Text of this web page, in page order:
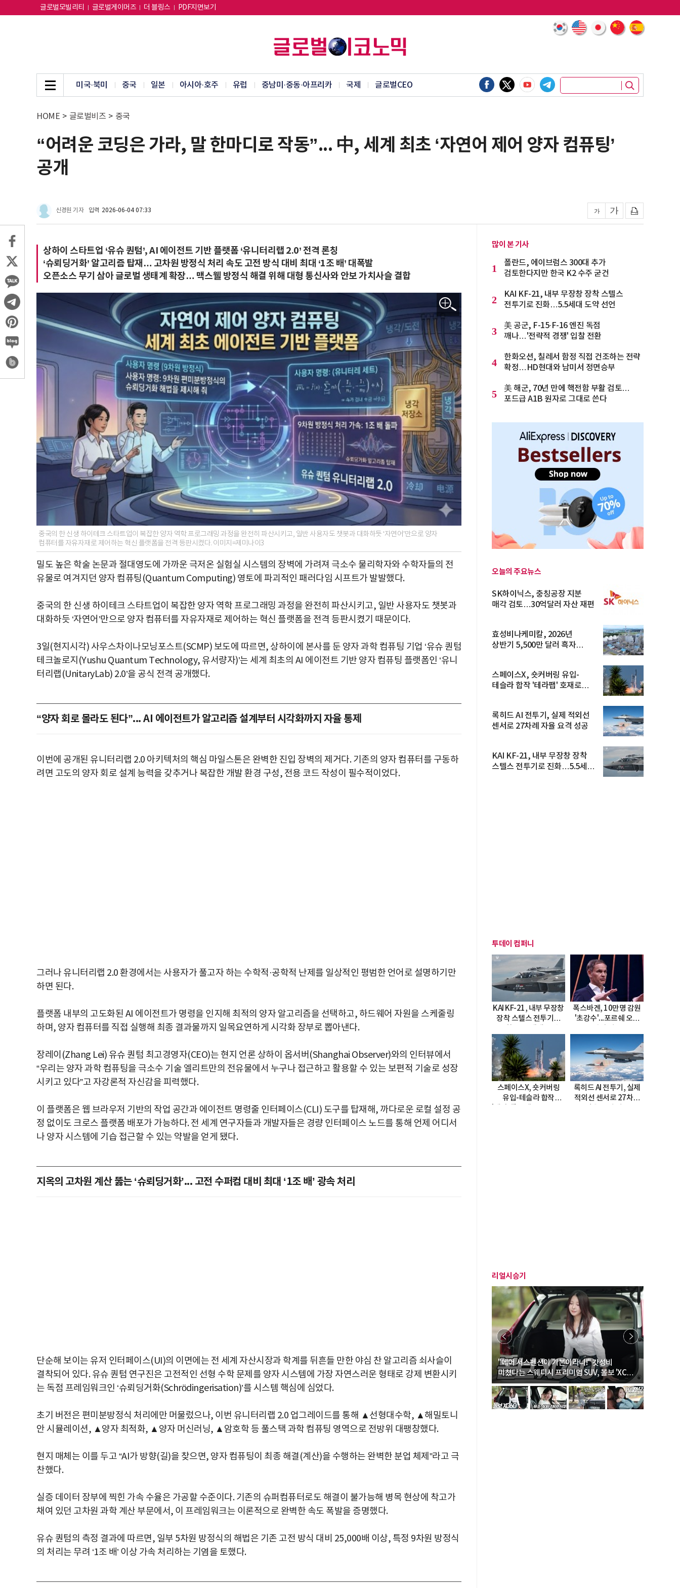
글로벌모빌리티 글로벌게이머즈 더 블링스 PDF지면보기
미국·북미 중국 일본 아시아·호주 유럽 중남미·중동·아프리카 국제 글로벌CEO
HOME > 글로벌비즈 > 중국
“어려운 코딩은 가라, 말 한마디로 작동”... 中, 세계 최초 ‘자연어 제어 양자 컴퓨팅’
공개
신경원 기자 입력 2026-06-04 07:33
상하이 스타트업 ‘유슈 퀀텀’, AI 에이전트 기반 플랫폼 ‘유니터리랩 2.0’ 전격 론칭
‘슈뢰딩거화’ 알고리즘 탑재… 고차원 방정식 처리 속도 고전 방식 대비 최대 ‘1조 배’ 대폭발
오픈소스 무기 삼아 글로벌 생태계 확장… 맥스웰 방정식 해결 위해 대형 통신사와 안보 가치사슬 결합
중국의 한 신생 하이테크 스타트업이 복잡한 양자 역학 프로그래밍 과정을 완전히 파산시키고, 일반 사용자도 챗봇과 대화하듯 ‘자연어’만으로 양자
컴퓨터를 자유자재로 제어하는 혁신 플랫폼을 전격 등판시켰다. 이미지=제미나이3
밀도 높은 학술 논문과 절대영도에 가까운 극저온 실험실 시스템의 장벽에 가려져 극소수 물리학자와 수학자들의 전
유물로 여겨지던 양자 컴퓨팅(Quantum Computing) 영토에 파괴적인 패러다임 시프트가 발발했다.
중국의 한 신생 하이테크 스타트업이 복잡한 양자 역학 프로그래밍 과정을 완전히 파산시키고, 일반 사용자도 챗봇과
대화하듯 ‘자연어’만으로 양자 컴퓨터를 자유자재로 제어하는 혁신 플랫폼을 전격 등판시켰기 때문이다.
3일(현지시각) 사우스차이나모닝포스트(SCMP) 보도에 따르면, 상하이에 본사를 둔 양자 과학 컴퓨팅 기업 ‘유슈 퀀텀
테크놀로지(Yushu Quantum Technology, 유서량자)’는 세계 최초의 AI 에이전트 기반 양자 컴퓨팅 플랫폼인 ‘유니
터리랩(UnitaryLab) 2.0’을 공식 전격 공개했다.
“양자 회로 몰라도 된다”... AI 에이전트가 알고리즘 설계부터 시각화까지 자율 통제
이번에 공개된 유니터리랩 2.0 아키텍처의 핵심 마일스톤은 완벽한 진입 장벽의 제거다. 기존의 양자 컴퓨터를 구동하
려면 고도의 양자 회로 설계 능력을 갖추거나 복잡한 개발 환경 구성, 전용 코드 작성이 필수적이었다.
그러나 유니터리랩 2.0 환경에서는 사용자가 풀고자 하는 수학적·공학적 난제를 일상적인 평범한 언어로 설명하기만
하면 된다.
플랫폼 내부의 고도화된 AI 에이전트가 명령을 인지해 최적의 양자 알고리즘을 선택하고, 하드웨어 자원을 스케줄링
하며, 양자 컴퓨터를 직접 실행해 최종 결과물까지 일목요연하게 시각화 장부로 뽑아낸다.
장레이(Zhang Lei) 유슈 퀀텀 최고경영자(CEO)는 현지 언론 상하이 옵서버(Shanghai Observer)와의 인터뷰에서
“우리는 양자 과학 컴퓨팅을 극소수 기술 엘리트만의 전유물에서 누구나 접근하고 활용할 수 있는 보편적 기술로 성장
시키고 있다”고 자강론적 자신감을 피력했다.
이 플랫폼은 웹 브라우저 기반의 작업 공간과 에이전트 명령줄 인터페이스(CLI) 도구를 탑재해, 까다로운 로컬 설정 공
정 없이도 크로스 플랫폼 배포가 가능하다. 전 세계 연구자들과 개발자들은 경량 인터페이스 노드를 통해 언제 어디서
나 양자 시스템에 기습 접근할 수 있는 약발을 얻게 됐다.
지옥의 고차원 계산 뚫는 ‘슈뢰딩거화’... 고전 수퍼컴 대비 최대 ‘1조 배’ 광속 처리
단순해 보이는 유저 인터페이스(UI)의 이면에는 전 세계 자산시장과 학계를 뒤흔들 만한 야심 찬 알고리즘 쇠사슬이
결착되어 있다. 유슈 퀀텀 연구진은 고전적인 선형 수학 문제를 양자 시스템에 가장 자연스러운 형태로 강제 변환시키
는 독점 프레임워크인 ‘슈뢰딩거화(Schrödingerisation)’를 시스템 핵심에 심었다.
초기 버전은 편미분방정식 처리에만 머물렀으나, 이번 유니터리랩 2.0 업그레이드를 통해 ▲선형대수학, ▲해밀토니
안 시뮬레이션, ▲양자 최적화, ▲양자 머신러닝, ▲암호학 등 풀스택 과학 컴퓨팅 영역으로 전방위 대팽창했다.
현지 매체는 이를 두고 “AI가 방향(길)을 찾으면, 양자 컴퓨팅이 최종 해결(계산)을 수행하는 완벽한 분업 체제”라고 극
찬했다.
실증 데이터 장부에 찍힌 가속 수율은 가공할 수준이다. 기존의 슈퍼컴퓨터로도 해결이 불가능해 병목 현상에 착고가
채여 있던 고차원 과학 계산 부문에서, 이 프레임워크는 이론적으로 완벽한 속도 폭발을 증명했다.
유슈 퀀텀의 측정 결과에 따르면, 일부 5차원 방정식의 해법은 기존 고전 방식 대비 25,000배 이상, 특정 9차원 방정식
의 처리는 무려 ‘1조 배’ 이상 가속 처리하는 기염을 토했다.
많이 본 기사
1
폴란드, 에이브럼스 300대 추가
검토한다지만 한국 K2 수주 굳건
2
KAI KF-21, 내부 무장창 장착 스텔스
전투기로 진화…5.5세대 도약 선언
3
美 공군, F-15·F-16 엔진 독점
깨나…'전략적 경쟁' 입찰 전환
4
한화오션, 칠레서 함정 직접 건조하는 전략
확정…HD현대와 남미서 정면승부
5
美 해군, 70년 만에 핵전함 부활 검토…
포드급 A1B 원자로 그대로 쓴다
오늘의 주요뉴스
SK하이닉스, 충칭공장 지분
매각 검토…30억달러 자산 재편
효성비나케미칼, 2026년
상반기 5,500만 달러 흑자
스페이스X, 숏커버링 유입-
테슬라 합작 '테라팹' 호재로
록히드 AI 전투기, 실제 적외선
센서로 27차례 자율 요격 성공
KAI KF-21, 내부 무장창 장착
스텔스 전투기로 진화…5.5세대
투데이 컴퍼니
KAI KF-21, 내부 무장창
장착 스텔스 전투기로
폭스바겐, 10만명 감원
'초강수'...포르쉐 오너
스페이스X, 숏커버링
유입-테슬라 합작
록히드 AI 전투기, 실제
적외선 센서로 27차례
리얼시승기
박지수 아나운서가 타본 ‘전설의 무쏘’… “여성·
초보자도 반할 반전 매력”
"에어 서스펜션이 기본이라니!" 갓성비
미쳤다는 스웨디시 프리미엄 SUV, 볼보 'XC60
B5 울트라'